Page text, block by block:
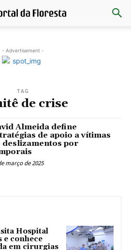
- Advertisement -
TAG
de crise
Almeida define
de apoio a vítimas
deslizamentos por
março de 2025
Hospital
e conhece
em cirurgias